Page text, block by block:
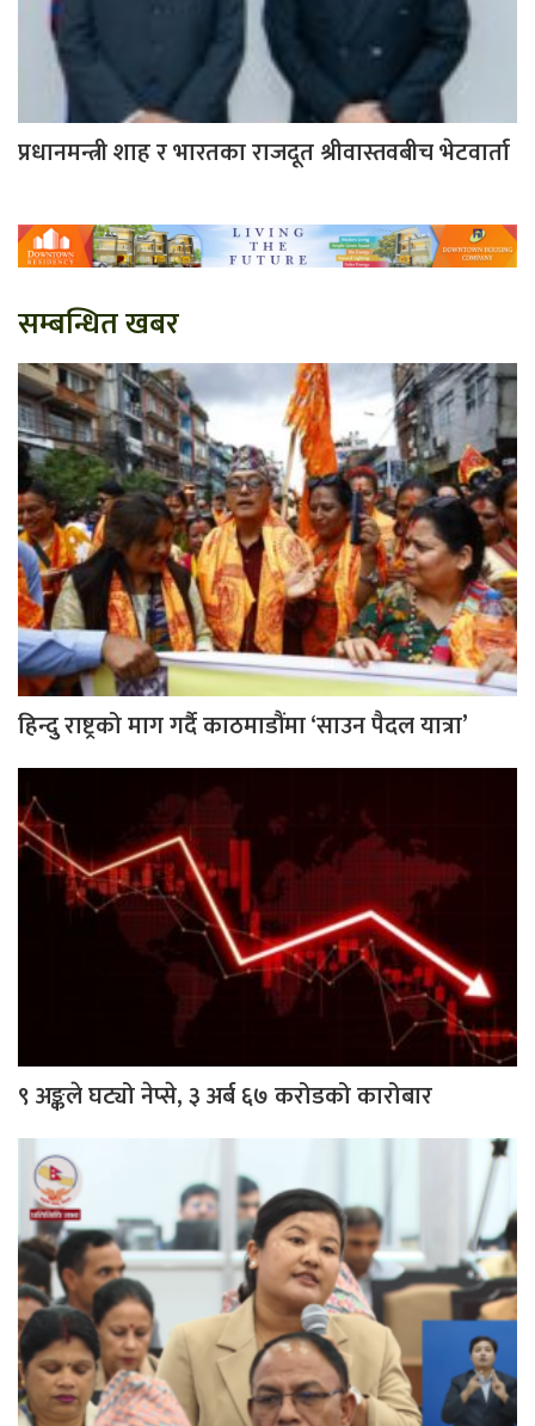
प्रधानमन्त्री शाह र भारतका राजदूत श्रीवास्तवबीच भेटवार्ता
सम्बन्धित खबर
हिन्दु राष्ट्रको माग गर्दै काठमाडौंमा ‘साउन पैदल यात्रा’
९ अङ्कले घट्यो नेप्से, ३ अर्ब ६७ करोडको कारोबार